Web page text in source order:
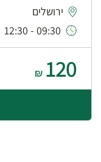
ירושלים
09:30 - 12:30
120
₪